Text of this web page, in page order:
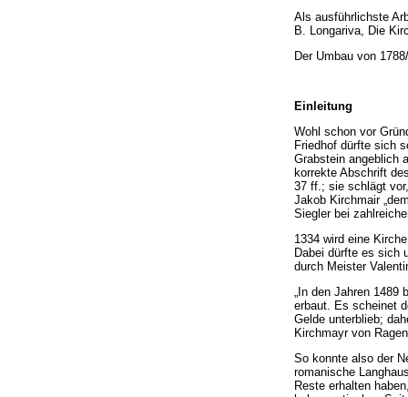
Als ausführlichste
B. Longariva, Die
Der Umbau von
Einleitung
Wohl schon vor
Friedhof dürfte sich
Grabstein angeblich
korrekte Abschrift
37 ff.; sie schlägt
Jakob Kirchmair
Siegler bei
1334 wird eine
Dabei dürfte es sich
durch Meister
„In den Jahren 1489
erbaut. Es scheinet
Gelde unterblieb;
Kirchmayr von
So konnte also der
romanische
Reste erhalten